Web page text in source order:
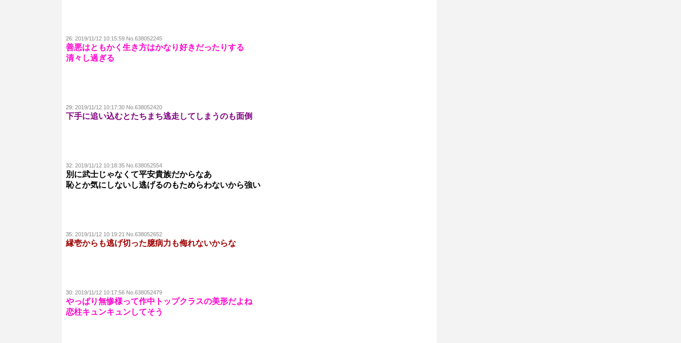
26: 2019/11/12 10:15:59 No.638052245
善悪はともかく生き方はかなり好きだったりする
清々し過ぎる
29: 2019/11/12 10:17:30 No.638052420
下手に追い込むとたちまち逃走してしまうのも面倒
32: 2019/11/12 10:18:35 No.638052554
別に武士じゃなくて平安貴族だからなあ
恥とか気にしないし逃げるのもためらわないから強い
35: 2019/11/12 10:19:21 No.638052652
縁壱からも逃げ切った臆病力も侮れないからな
30: 2019/11/12 10:17:56 No.638052479
やっぱり無惨様って作中トップクラスの美形だよね
恋柱キュンキュンしてそう